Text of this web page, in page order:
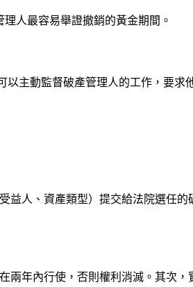
人最容易舉證撤銷的黃金期間。
主動監督破產管理人的工作，要
人、資產類型）提交給法院選任
年內行使，否則權利消滅。其次